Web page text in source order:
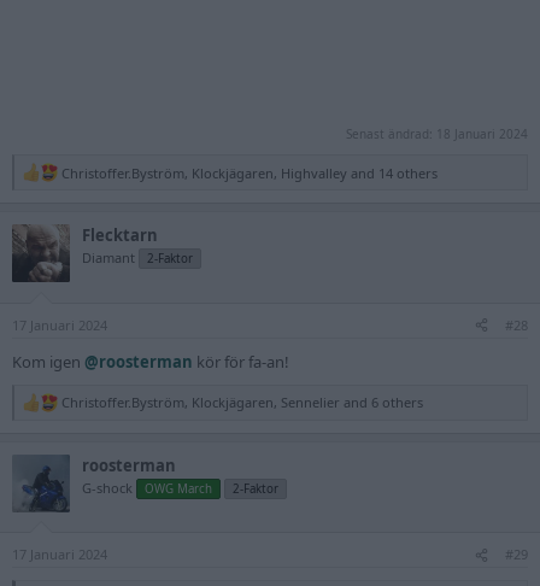
Senast ändrad: 18 Januari 2024
R
t
o
s
Christoffer.Byström, Klockjägaren, Highvalley and 14 others
Flecktarn
Diamant 2-Faktor
17 Januari 2024 #28
Kom igen @roosterman kör för fa-an!
R
t
i
o
s
Christoffer.Byström, Klockjägaren, Sennelier and 6 others
roosterman
G-shock OWG March 2-Faktor
17 Januari 2024 #29